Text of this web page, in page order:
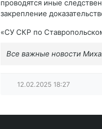
проводятся иные
закрепление
«СУ СКР по
Все важные новости
12.02.2025 18:27